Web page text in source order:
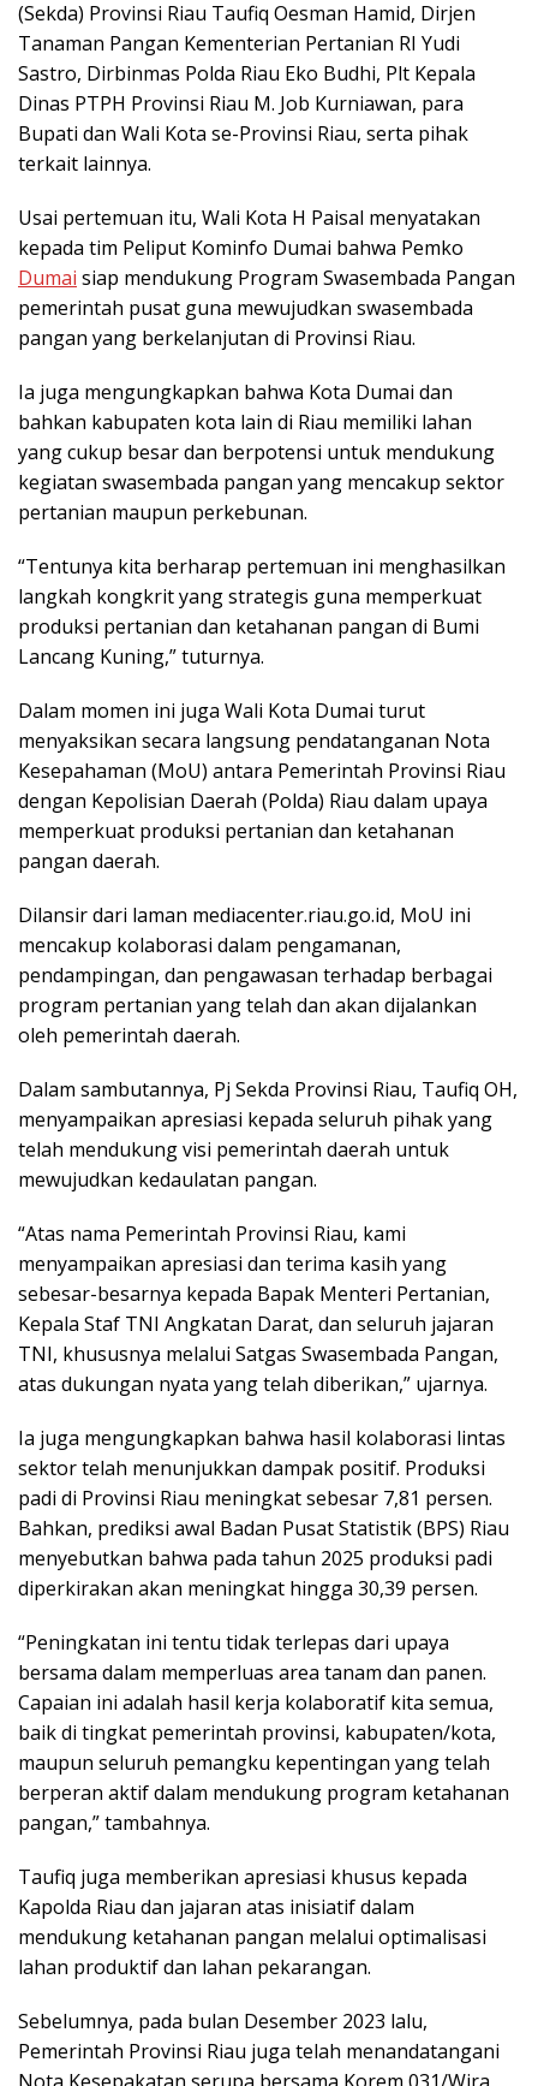
(Sekda) Provinsi Riau Taufiq Oesman Hamid, Dirjen
Tanaman Pangan Kementerian Pertanian RI Yudi
Sastro, Dirbinmas Polda Riau Eko Budhi, Plt Kepala
Dinas PTPH Provinsi Riau M. Job Kurniawan, para
Bupati dan Wali Kota se-Provinsi Riau, serta pihak
terkait lainnya.
Usai pertemuan itu, Wali Kota H Paisal menyatakan
kepada tim Peliput Kominfo Dumai bahwa Pemko
Dumai siap mendukung Program Swasembada Pangan
pemerintah pusat guna mewujudkan swasembada
pangan yang berkelanjutan di Provinsi Riau.
Ia juga mengungkapkan bahwa Kota Dumai dan
bahkan kabupaten kota lain di Riau memiliki lahan
yang cukup besar dan berpotensi untuk mendukung
kegiatan swasembada pangan yang mencakup sektor
pertanian maupun perkebunan.
“Tentunya kita berharap pertemuan ini menghasilkan
langkah kongkrit yang strategis guna memperkuat
produksi pertanian dan ketahanan pangan di Bumi
Lancang Kuning,” tuturnya.
Dalam momen ini juga Wali Kota Dumai turut
menyaksikan secara langsung pendatanganan Nota
Kesepahaman (MoU) antara Pemerintah Provinsi Riau
dengan Kepolisian Daerah (Polda) Riau dalam upaya
memperkuat produksi pertanian dan ketahanan
pangan daerah.
Dilansir dari laman mediacenter.riau.go.id, MoU ini
mencakup kolaborasi dalam pengamanan,
pendampingan, dan pengawasan terhadap berbagai
program pertanian yang telah dan akan dijalankan
oleh pemerintah daerah.
Dalam sambutannya, Pj Sekda Provinsi Riau, Taufiq OH,
menyampaikan apresiasi kepada seluruh pihak yang
telah mendukung visi pemerintah daerah untuk
mewujudkan kedaulatan pangan.
“Atas nama Pemerintah Provinsi Riau, kami
menyampaikan apresiasi dan terima kasih yang
sebesar-besarnya kepada Bapak Menteri Pertanian,
Kepala Staf TNI Angkatan Darat, dan seluruh jajaran
TNI, khususnya melalui Satgas Swasembada Pangan,
atas dukungan nyata yang telah diberikan,” ujarnya.
Ia juga mengungkapkan bahwa hasil kolaborasi lintas
sektor telah menunjukkan dampak positif. Produksi
padi di Provinsi Riau meningkat sebesar 7,81 persen.
Bahkan, prediksi awal Badan Pusat Statistik (BPS) Riau
menyebutkan bahwa pada tahun 2025 produksi padi
diperkirakan akan meningkat hingga 30,39 persen.
“Peningkatan ini tentu tidak terlepas dari upaya
bersama dalam memperluas area tanam dan panen.
Capaian ini adalah hasil kerja kolaboratif kita semua,
baik di tingkat pemerintah provinsi, kabupaten/kota,
maupun seluruh pemangku kepentingan yang telah
berperan aktif dalam mendukung program ketahanan
pangan,” tambahnya.
Taufiq juga memberikan apresiasi khusus kepada
Kapolda Riau dan jajaran atas inisiatif dalam
mendukung ketahanan pangan melalui optimalisasi
lahan produktif dan lahan pekarangan.
Sebelumnya, pada bulan Desember 2023 lalu,
Pemerintah Provinsi Riau juga telah menandatangani